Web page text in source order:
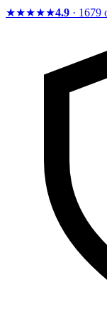
★★★★★4.9 · 1679